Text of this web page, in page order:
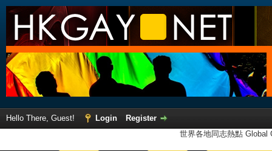
Hello There, Guest! Login
Register
世界各地同志熱點